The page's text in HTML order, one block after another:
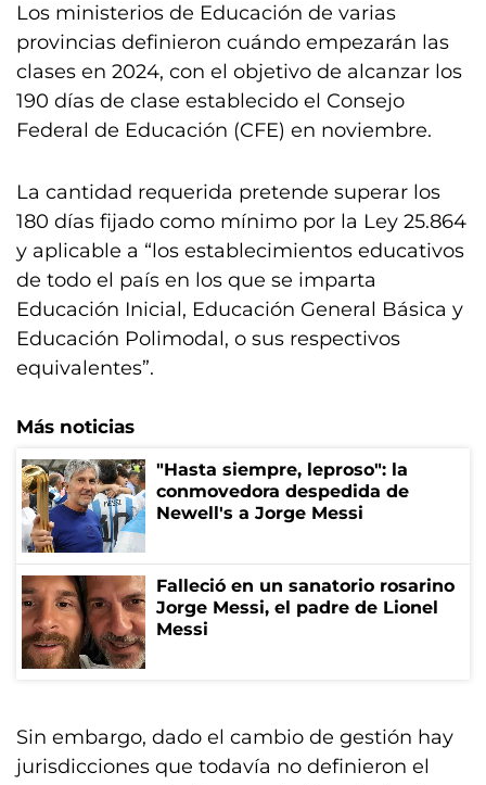
Los ministerios de Educación de varias
provincias definieron cuándo empezarán las
clases en 2024, con el objetivo de alcanzar los
190 días de clase establecido el Consejo
Federal de Educación (CFE) en noviembre.
La cantidad requerida pretende superar los
180 días fijado como mínimo por la Ley 25.864
y aplicable a “los establecimientos educativos
de todo el país en los que se imparta
Educación Inicial, Educación General Básica y
Educación Polimodal, o sus respectivos
equivalentes”.
Más noticias
"Hasta siempre, leproso": la
conmovedora despedida de
Newell's a Jorge Messi
Falleció en un sanatorio rosarino
Jorge Messi, el padre de Lionel
Messi
Sin embargo, dado el cambio de gestión hay
jurisdicciones que todavía no definieron el